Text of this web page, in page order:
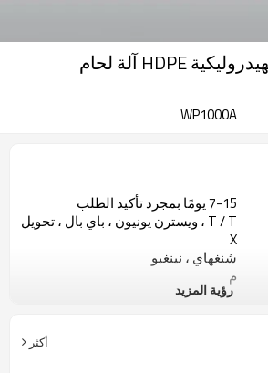
800/1000mm الهيدروليكية HDPE آلة لحام
WP1000A
7-15 يومًا بمجرد تأكيد الطلب
T / T ، ويسترن يونيون ، باي بال ، تحويل
X
شنغهاي ، نينغبو
م
1 مجموعة
رؤية المزيد
أكثر